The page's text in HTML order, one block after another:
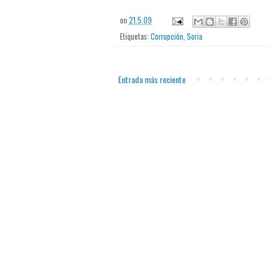
on 21.5.09
Etiquetas: Corrupción, Soria
Entrada más reciente